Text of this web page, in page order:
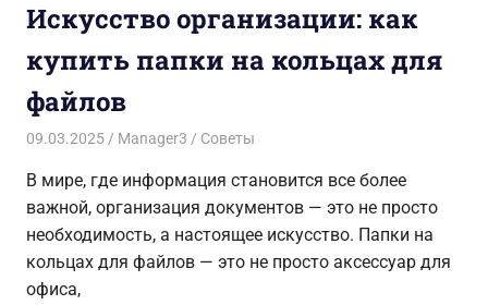
Искусство организации: как
купить папки на кольцах для
файлов
09.03.2025 Manager3 Советы
В мире, где информация становится все более
важной, организация документов — это не просто
необходимость, а настоящее искусство. Папки на
кольцах для файлов — это не просто аксессуар для
офиса,